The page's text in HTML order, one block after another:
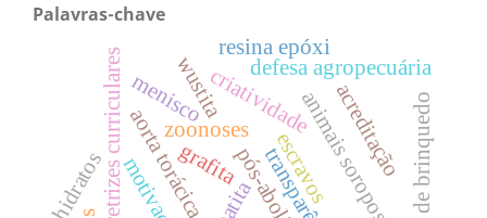
Palavras-chave
aorta torácica
criatividade
zoonoses
defesa agropecuária
animais soropositivos
wustita
menisco
diretrizes curriculares acreditação
escravos
resina epóxi
grafita
hidratos